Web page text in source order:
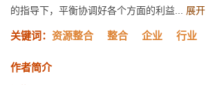
的指导下，平衡协调好各个方面的利益... 展开
关键词： 资源整合 整合 企业 行业
作者简介